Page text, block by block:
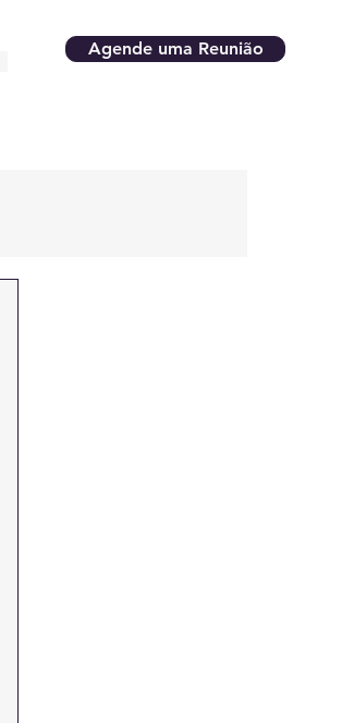
Agende uma Reunião